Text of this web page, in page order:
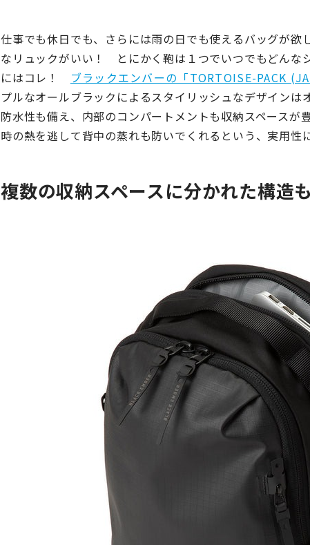
仕事でも休日でも、さらには雨の日でも使えるバッグが
なリュックがいい！ とにかく鞄は１つでいつでもどんな
にはコレ！ ブラックエンバーの「TORTOISE-PACK
プルなオールブラックによるスタイリッシュなデザイン
防水性も備え、内部のコンパートメントも収納スペースが
時の熱を逃して背中の蒸れも防いでくれるという、実用
複数の収納スペースに分かれた構造